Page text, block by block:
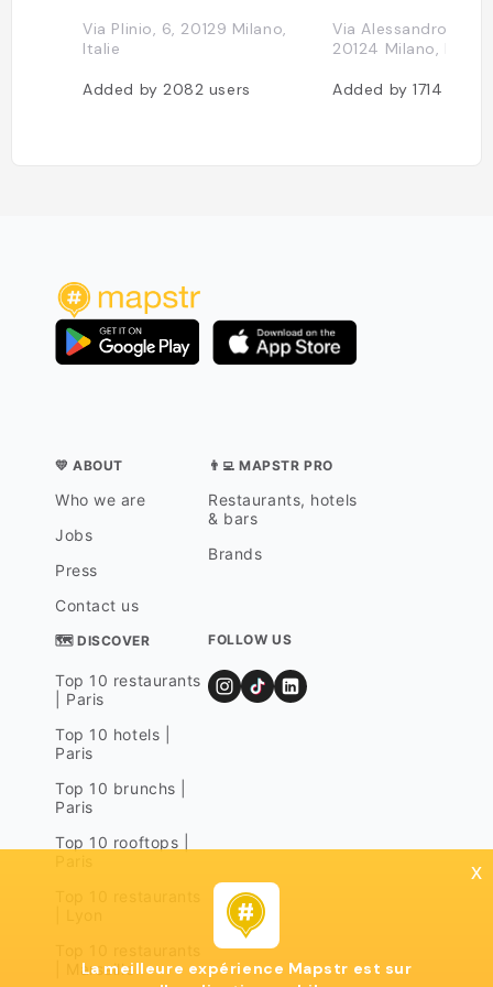
Via Plinio, 6, 20129 Milano,
Italie
Added by 2082 users
Via Alessandro
20124 Milano, Italie
Added by1714
💛 ABOUT
Who we are
Jobs
Press
Contact us
👨‍💻 MAPSTR PRO
Restaurants, hotels
& bars
Brands
🗺 DISCOVER
Top 10 restaurants
| Paris
Top 10 hotels |
Paris
Top 10 brunchs |
Paris
Top 10 rooftops |
| Marseille
FOLLOW US
x
La meilleure expérience Mapstr est sur